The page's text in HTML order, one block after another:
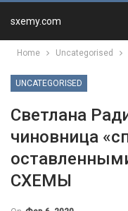
sxemy.com
Home Uncategorised
UNCATEGORISED
Светлана
чиновница
СХЕМЫ